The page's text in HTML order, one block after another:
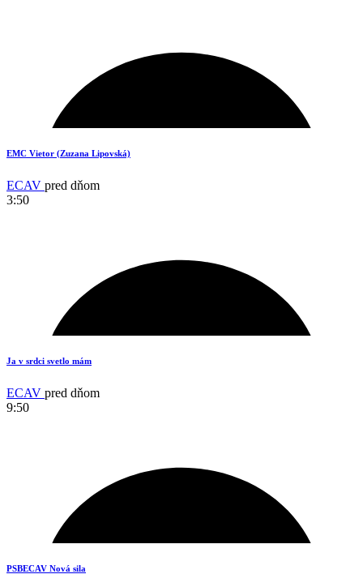
3
EMC Vietor (Zuzana Lipovská)
ECAV pred dňom
3:50
2
Ja v srdci svetlo mám
ECAV pred dňom
9:50
PSBECAV Nová sila